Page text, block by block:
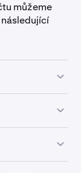
můžeme
adresu
datem
žádné země.